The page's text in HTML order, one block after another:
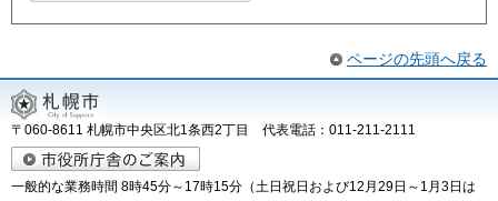
ページの先頭へ戻る
〒060-8611 札幌市中央区北1条西2丁目 代表電話：011-211-2111
一般的な業務時間 8時45分～17時15分（土日祝日および12月29日～1月3日は